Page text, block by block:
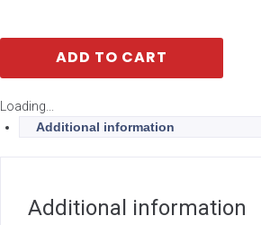
ADD TO CART
Loading...
Additional information
Additional information